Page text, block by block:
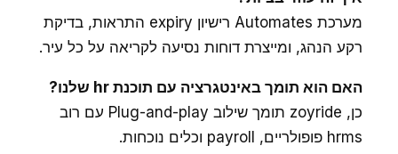
מערכת Automates רישיון expiry התראות, בדיקת
רקע הנהג, ומייצרת דוחות נסיעה לקריאה על כל עיר.
האם הוא תומך באינטגרציה עם תוכנת hr שלנו?
כן, zoyride תומך שילוב Plug-and-play עם רוב
hrms פופולריים, payroll וכלים נוכחות.